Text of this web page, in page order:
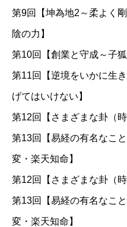
第9回【坤為地2～柔よく
陰の力】
第10回【創業と守成～子狐
第11回【逆境をいかに生
げてはいけない】
第12回【さまざまな卦（
第13回【易経の有名なこ
変・楽天知命】
第12回【さまざまな卦（
第13回【易経の有名なこ
変・楽天知命】